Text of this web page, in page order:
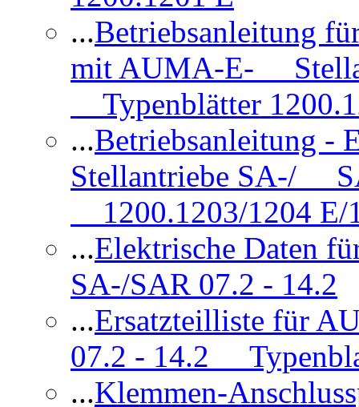
...Betriebsanleitung
mit AUMA-E-
Typenblätter
...Betriebsanleitung
Stellantriebe SA-/
1200.1203/1204 E/
...Elektrische Daten
SA-/SAR 07.2 - 14.2
...Ersatzteilliste für
07.2 - 14.2
...Klemmen-